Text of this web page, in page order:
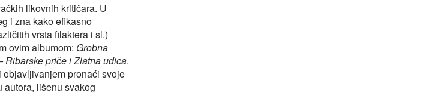
likovnih kritičara. U
i zna kako efikasno
vrsta filaktera i sl.)
ovim albumom: Grobna
Ribarske priče i Zlatna udica.
objavljivanjem pronaći svoje
autora, lišenu svakog